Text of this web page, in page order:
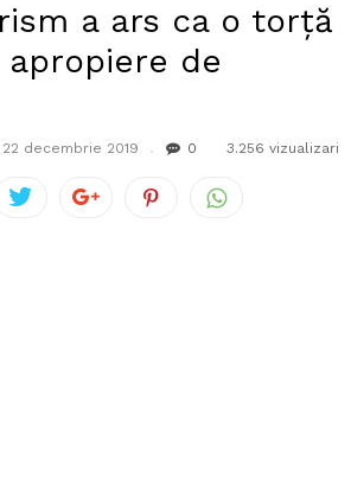
a ars ca o torță
apropiere de
22 decembrie 2019 0 3.256 vizualizari